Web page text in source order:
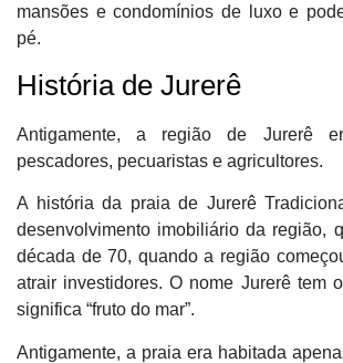
mansões e condomínios de luxo e
pé.
História de Jurerê
Antigamente, a região de Jurerê
pescadores, pecuaristas e agricultores.
A história da praia de Jurerê
desenvolvimento imobiliário da região,
década de 70, quando a região
atrair investidores. O nome Jurerê tem
significa “fruto do mar”.
Antigamente, a praia era habitada